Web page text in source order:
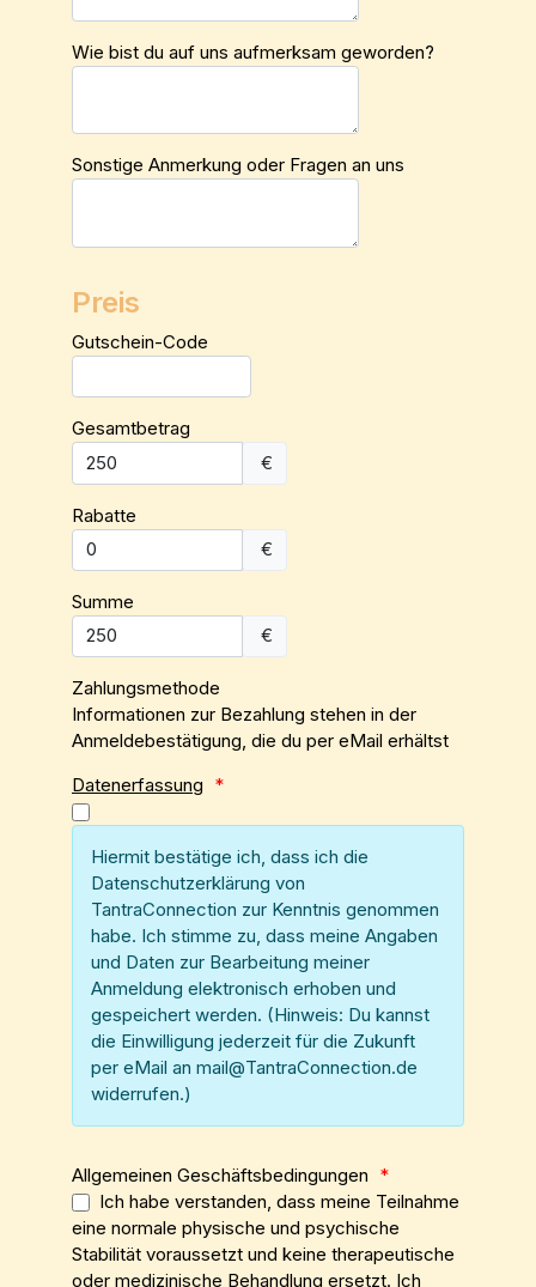
Wie bist du auf uns aufmerksam geworden?
Sonstige Anmerkung oder Fragen an uns
Preis
Gutschein-Code
Gesamtbetrag
€
Rabatte
€
Summe
€
Zahlungsmethode
Informationen zur Bezahlung stehen in der
Anmeldebestätigung, die du per eMail erhältst
Datenerfassung *
Hiermit bestätige ich, dass ich die
Datenschutzerklärung von
TantraConnection zur Kenntnis genommen
habe. Ich stimme zu, dass meine Angaben
und Daten zur Bearbeitung meiner
Anmeldung elektronisch erhoben und
gespeichert werden. (Hinweis: Du kannst
die Einwilligung jederzeit für die Zukunft
per eMail an mail@TantraConnection.de
widerrufen.)
Allgemeinen Geschäftsbedingungen *
Ich habe verstanden, dass meine Teilnahme
eine normale physische und psychische
Stabilität voraussetzt und keine therapeutische
oder medizinische Behandlung ersetzt. Ich